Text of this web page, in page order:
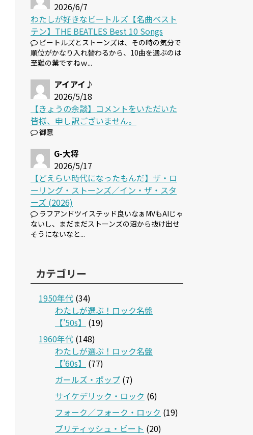
2026/6/7
わたしが好きなビートルズ【名曲ベスト
テン】THE BEATLES Best 10 Songs
ビートルズとストーンズは、その時の気分で
順位がかなり入れ替わるから、10曲を選ぶのは
至難の業ですねｗ...
アイアイ♪
2026/5/18
【きょうの余談】コメントをいただいた
皆様、申し訳ございません。
御意
G-大将
2026/5/17
【どえらい時代になったもんだ】ザ・ロ
ーリング・ストーンズ／イン・ザ・スタ
ーズ (2026)
ラフアンドツイステッド良いなぁMVもAIじゃ
ないし、まだまだストーンズの沼から抜け出せ
そうにないなと...
カテゴリー
1950年代 (34)
わたしが選ぶ！ロック名盤
【'50s】
(19)
1960年代 (148)
わたしが選ぶ！ロック名盤
【'60s】
(77)
ガールズ・ポップ (7)
サイケデリック・ロック (6)
フォーク／フォーク・ロック (19)
ブリティッシュ・ビート (20)